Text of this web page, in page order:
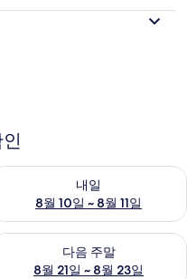
~ 8월 10일
내일
8월 10일 ~ 8월 11일
일 예약 가능 여부 확인, 8월
일 ~ 8월 16일
다음 주말
8월 21일 ~ 8월 23일
음 주말 예약 가능 여부 확인